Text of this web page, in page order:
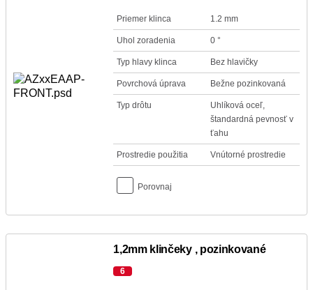
Priemer klinca 1.2 mm
Uhol zoradenia 0 °
Typ hlavy klinca Bez hlavičky
Povrchová úprava Bežne pozinkovaná
Typ drôtu
Uhlíková oceľ,
štandardná pevnosť v
ťahu
Prostredie použitia Vnútorné prostredie
Porovnaj
1,2mm klinčeky , pozinkované
6